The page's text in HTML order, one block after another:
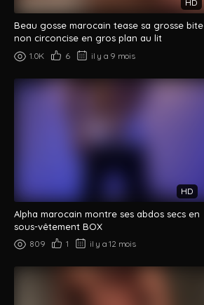
HD
Beau gosse marocain tease sa grosse bite
non circoncise en gros plan au lit
1.0K 6 il y a 9 mois
HD
Alpha marocain montre ses abdos secs en
sous-vêtement BOX
809 1 il y a 12 mois